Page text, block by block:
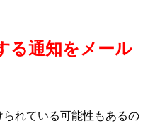
る通知をメール
れている可能性もあるの